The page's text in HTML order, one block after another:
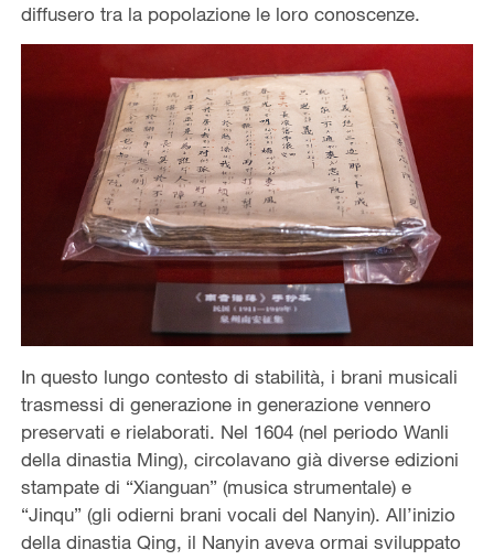
diffusero tra la popolazione le loro conoscenze.
In questo lungo contesto di stabilità, i brani musicali
trasmessi di generazione in generazione vennero
preservati e rielaborati. Nel 1604 (nel periodo Wanli
della dinastia Ming), circolavano già diverse edizioni
stampate di “Xianguan” (musica strumentale) e
“Jinqu” (gli odierni brani vocali del Nanyin). All’inizio
della dinastia Qing, il Nanyin aveva ormai sviluppato